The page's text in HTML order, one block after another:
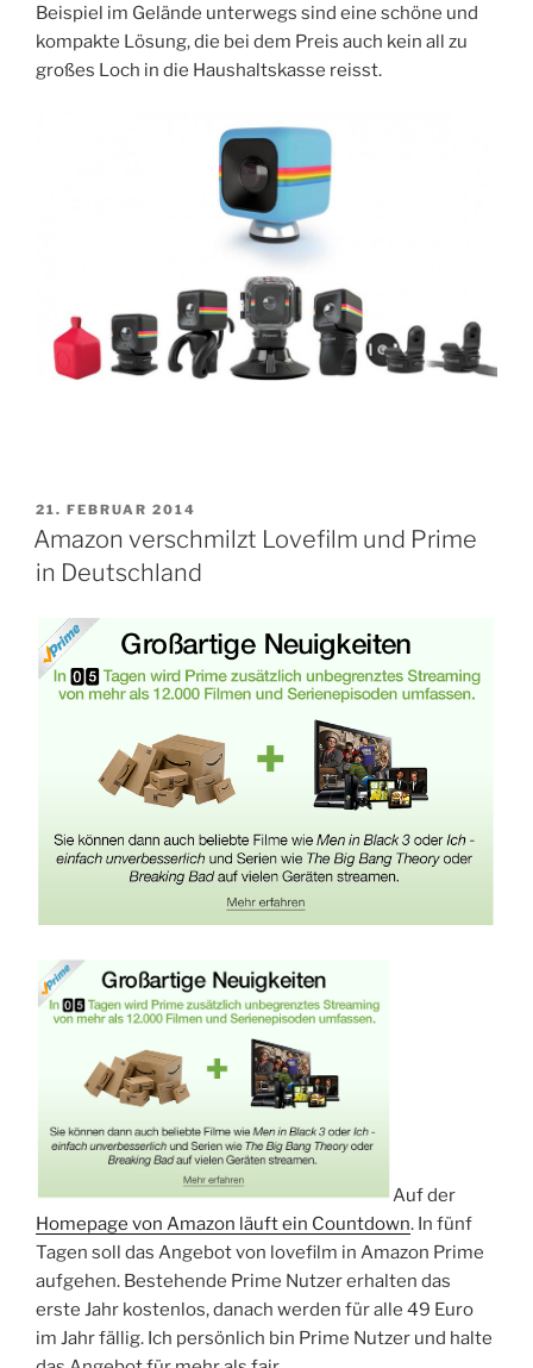
Beispiel im Gelände unterwegs sind eine schöne und
kompakte Lösung, die bei dem Preis auch kein all zu
großes Loch in die Haushaltskasse reisst.
VERÖFFENTLICHT
AM
21. FEBRUAR 2014
Amazon verschmilzt Lovefilm und Prime
in Deutschland
Auf der
Homepage von Amazon läuft ein Countdown. In fünf
Tagen soll das Angebot von lovefilm in Amazon Prime
aufgehen. Bestehende Prime Nutzer erhalten das
erste Jahr kostenlos, danach werden für alle 49 Euro
im Jahr fällig. Ich persönlich bin Prime Nutzer und halte